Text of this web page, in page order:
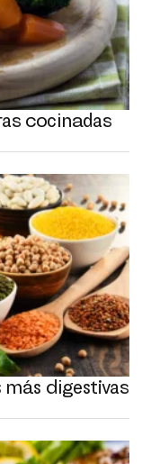
cocinadas
digestivas